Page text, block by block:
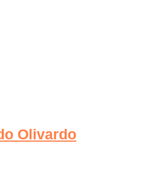
Olivardo